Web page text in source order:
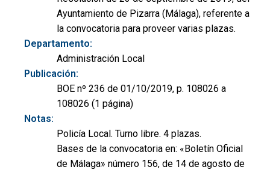
Ayuntamiento de Pizarra (Málaga), referente a
la convocatoria para proveer varias plazas.
Departamento:
Administración Local
Publicación:
BOE nº 236 de 01/10/2019, p. 108026 a
108026 (1 página)
Notas:
Policía Local. Turno libre. 4 plazas.
Bases de la convocatoria en: «Boletín Oficial
de Málaga» número 156, de 14 de agosto de